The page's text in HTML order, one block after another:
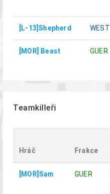
[L-13]Shepherd WEST
[MOR] Beast GUER
Teamkilleři
Hráč Frakce
[MOR]Sam GUER